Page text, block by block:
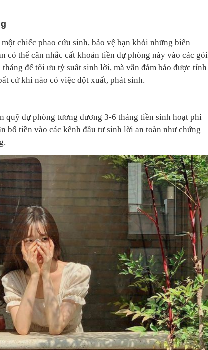
chiếc phao cứu sinh, bảo vệ bạn khỏi những biến
có thể cân nhắc cất khoản tiền dự phòng này vào các gói
để tối ưu tỷ suất sinh lời, mà vẫn đảm bảo được tính
cứ khi nào có việc đột xuất, phát sinh.
quỹ dự phòng tương đương 3-6 tháng tiền sinh hoạt phí
bổ tiền vào các kênh đầu tư sinh lời an toàn như chứng